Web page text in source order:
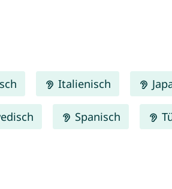
Italienisch
Spanisch